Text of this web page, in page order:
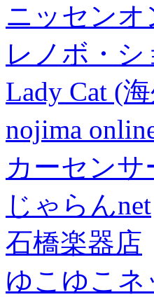
ニッセンオ
レノボ・
Lady Cat (
nojima
カーセンサ
じゃらんnet
石橋楽器店
ゆこゆこネ